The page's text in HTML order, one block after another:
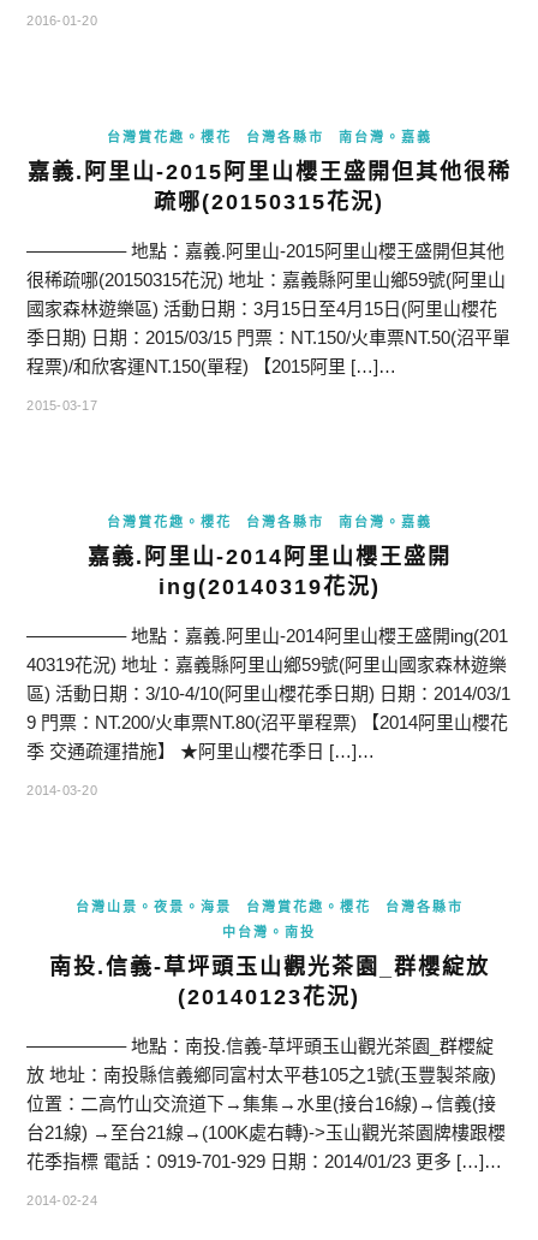
2016-01-20
台灣賞花趣。櫻花 台灣各縣市 南台灣。嘉義
嘉義.阿里山-2015阿里山櫻王盛開但其他很稀
疏哪(20150315花況)
—————– 地點：嘉義.阿里山-2015阿里山櫻王盛開但其他
很稀疏哪(20150315花況) 地址：嘉義縣阿里山鄉59號(阿里山
國家森林遊樂區) 活動日期：3月15日至4月15日(阿里山櫻花
季日期) 日期：2015/03/15 門票：NT.150/火車票NT.50(沼平單
程票)/和欣客運NT.150(單程) 【2015阿里 […]…
2015-03-17
台灣賞花趣。櫻花 台灣各縣市 南台灣。嘉義
嘉義.阿里山-2014阿里山櫻王盛開
ing(20140319花況)
—————– 地點：嘉義.阿里山-2014阿里山櫻王盛開ing(201
40319花況) 地址：嘉義縣阿里山鄉59號(阿里山國家森林遊樂
區) 活動日期：3/10-4/10(阿里山櫻花季日期) 日期：2014/03/1
9 門票：NT.200/火車票NT.80(沼平單程票) 【2014阿里山櫻花
季 交通疏運措施】 ★阿里山櫻花季日 […]…
2014-03-20
台灣山景。夜景。海景 台灣賞花趣。櫻花
台灣各縣市
中台灣。南投
南投.信義-草坪頭玉山觀光茶園_群櫻綻放
(20140123花況)
—————– 地點：南投.信義-草坪頭玉山觀光茶園_群櫻綻
放 地址：南投縣信義鄉同富村太平巷105之1號(玉豐製茶廠)
位置：二高竹山交流道下→集集→水里(接台16線)→信義(接
台21線) →至台21線→(100K處右轉)->玉山觀光茶園牌樓跟櫻
花季指標 電話：0919-701-929 日期：2014/01/23 更多 […]…
2014-02-24